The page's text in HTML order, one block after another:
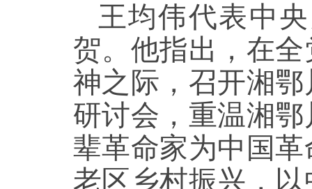
王均伟代表中
贺。他指出，在
神之际，召开湘
研讨会，重温湘
辈革命家为中国
老区乡村振兴，